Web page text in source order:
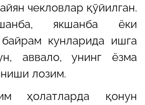
чекловлар қўйилган.
якшанба ёки
байрам кунларида ишга
аввало, унинг ёзма
лозим.
ҳолатларда қонун